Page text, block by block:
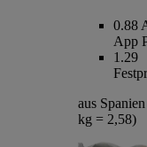
0.88
App
1.29
aus
kg = 2,58)